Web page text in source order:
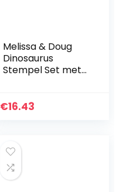
Melissa & Doug
Dinosaurus
Stempel Set met
Kunst en
€16.43